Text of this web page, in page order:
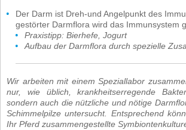
Der Darm ist Dreh-und Angelpunkt des
gestörter Darmflora wird das Immunsystem
Praxistipp: Bierhefe, Jogurt
Aufbau der Darmflora durch spezielle
Wir arbeiten mit einem Speziallabor
nur, wie üblich, krankheitserregende
sondern auch die nützliche und nötige
Schimmelpilze untersucht. Entsprechend
Ihr Pferd zusammengestellte